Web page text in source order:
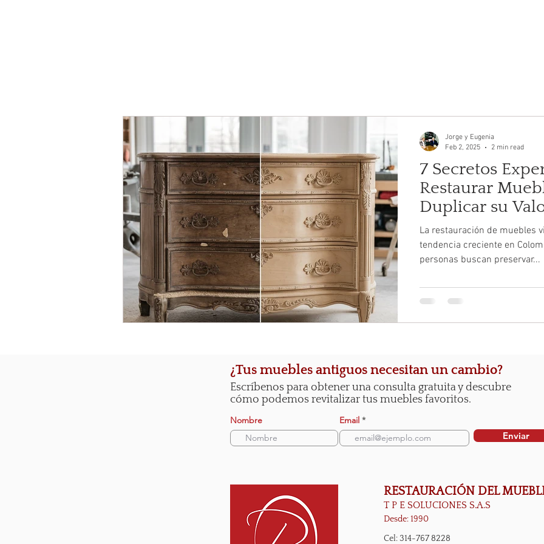
7 Secretos
Restaurar
Duplicar su
La restauración de muebles
tendencia creciente en
personas buscan preservar...
Jorge y Eugenia
Feb 2, 2025
2 min read
¿Tus muebles antiguos necesitan un cambio?
Escríbenos para obtener una consulta gratuita y descubre
cómo podemos revitalizar tus muebles favoritos.
Nombre Email
Enviar
RESTAURACIÓN DEL
T P E SOLUCIONES S.A.S
Desde: 1990
Cel: 314-767 8228